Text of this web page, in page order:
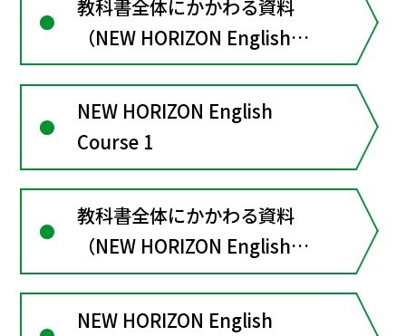
教科書全体にかかわる資料
（NEW HORIZON English
Course３）
NEW HORIZON English
Course 1
教科書全体にかかわる資料
（NEW HORIZON English
Course１）
NEW HORIZON English